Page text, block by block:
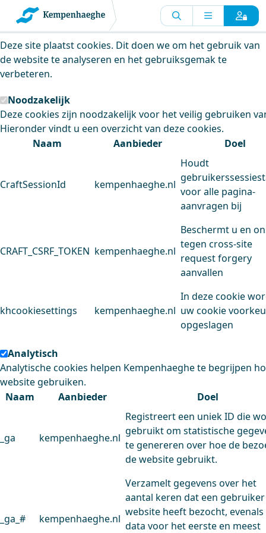
Kempenhaeghe maakt gebruik van
cookies
Deze site plaatst cookies. Dit doen we om het gebruik van
de website te analyseren en het gebruiksgemak te
verbeteren.
Noodzakelijk
Deze cookies zijn noodzakelijk voor het veilig gebruiken
Hieronder vindt u een overzicht van deze cookies.
Naam
Aanbieder Doel
CraftSessionId kempenhaeghe.nl
Houdt
voor alle pagina-
aanvragen bij
CRAFT_CSRF_TOKEN kempenhaeghe.nl
Beschermt u en
tegen cross-site
request forgery
aanvallen
khcookiesettings kempenhaeghe.nl
In deze cookie
uw cookie
opgeslagen
Analytisch
Analytische cookies helpen Kempenhaeghe te begrijpen
website gebruiken.
Naam
Aanbieder Doel
_ga kempenhaeghe.nl
Registreert een uniek ID die
gebruikt om statistische
te genereren over hoe de
de website gebruikt.
_ga_# kempenhaeghe.nl
Verzamelt gegevens over het
aantal keren dat een
website heeft bezocht, evenals
data voor het eerste en meest